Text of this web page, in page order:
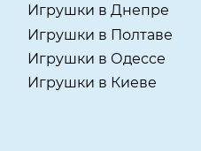
Игрушки в Днепре
Игрушки в Полтаве
Игрушки в Одессе
Игрушки в Киеве